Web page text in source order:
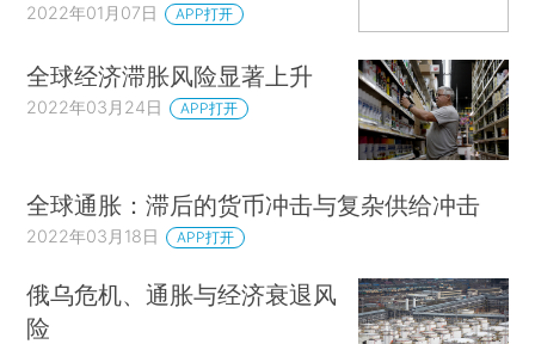
2022年01月07日 APP打开
全球经济滞胀风险显著上升
2022年03月24日 APP打开
全球通胀：滞后的货币冲击与复杂供给冲击
2022年03月18日 APP打开
俄乌危机、通胀与经济衰退风
险